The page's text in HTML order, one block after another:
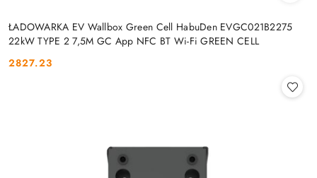
ŁADOWARKA EV Wallbox Green Cell HabuDen EVGC021B2275
22kW TYPE 2 7,5M GC App NFC BT Wi-Fi GREEN CELL
Cena:
2827.23